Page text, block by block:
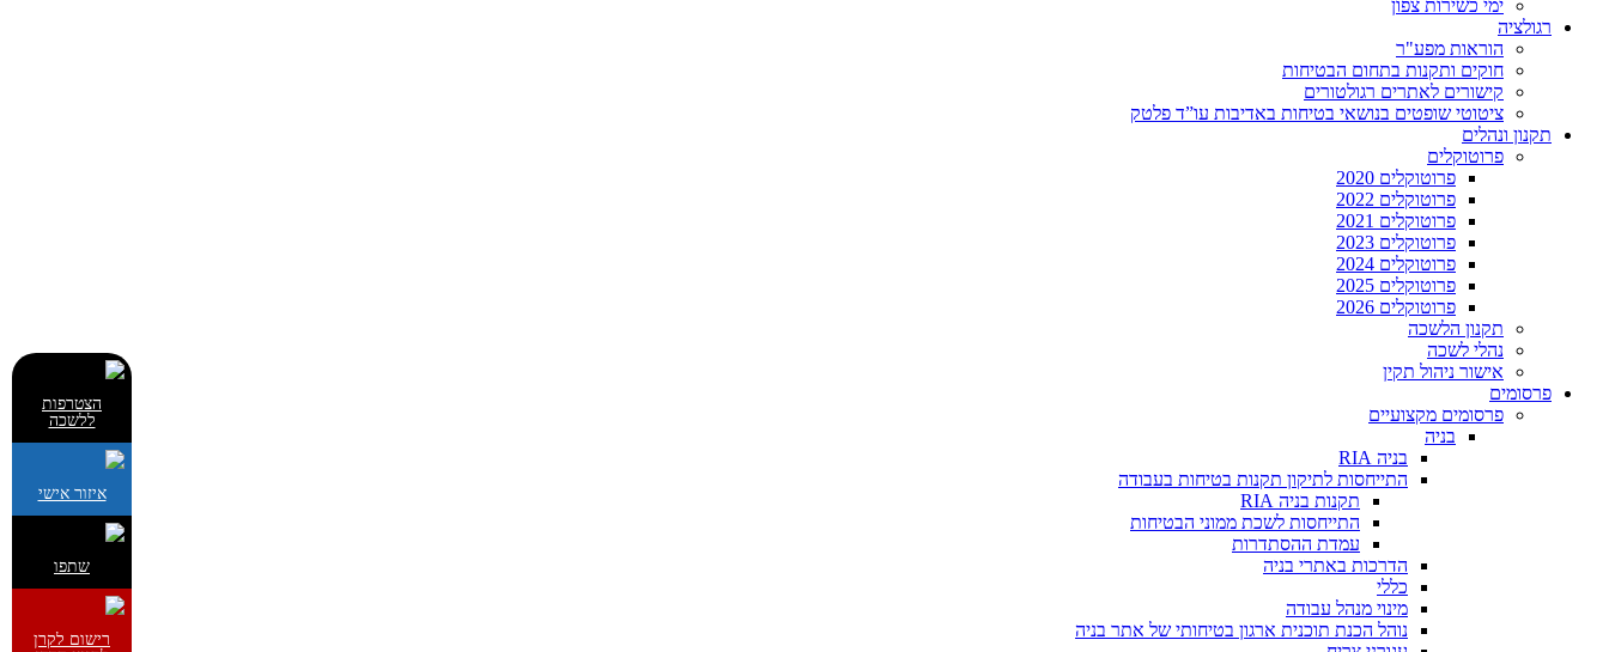
ימי כשירות צפון
רגולציה
הוראות מפע"ר
חוקים ותקנות בתחום הבטיחות
קישורים לאתרים רגולטורים
ציטוטי שופטים בנושאי בטיחות באדיבות עו”ד פלטק
תקנון ונהלים
פרוטוקלים
פרוטוקלים 2020
פרוטוקלים 2022
פרוטוקלים 2021
פרוטוקלים 2023
פרוטוקלים 2024
פרוטוקלים 2025
פרוטוקלים 2026
תקנון הלשכה
נהלי לשכה
אישור ניהול תקין
פרסומים
פרסומים מקצועיים
בניה
בניה RIA
התייחסות לתיקון תקנות בטיחות בעבודה
תקנות בניה RIA
התייחסות לשכת ממוני הבטיחות
עמדת ההסתדרות
הדרכות באתרי בניה
כללי
מינוי מנהל עבודה
נוהל הכנת תוכנית ארגון בטיחותי של אתר בניה
הצטרפות
ללשכה
איזור אישי
שתפו
רישום לקרן